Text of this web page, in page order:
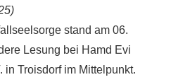
stand am 06.
Lesung bei Hamd Evi
in Troisdorf im Mittelpunkt.